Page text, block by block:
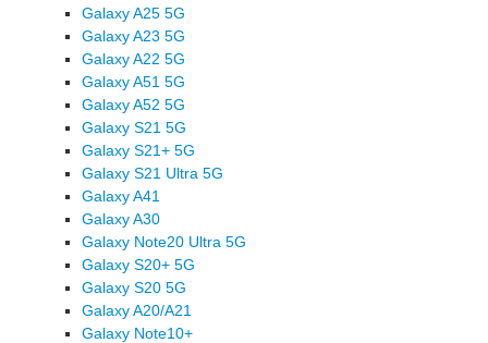
Galaxy A25 5G
Galaxy A23 5G
Galaxy A22 5G
Galaxy A51 5G
Galaxy A52 5G
Galaxy S21 5G
Galaxy S21+ 5G
Galaxy S21 Ultra 5G
Galaxy A41
Galaxy A30
Galaxy Note20 Ultra 5G
Galaxy S20+ 5G
Galaxy S20 5G
Galaxy A20/A21
Galaxy Note10+